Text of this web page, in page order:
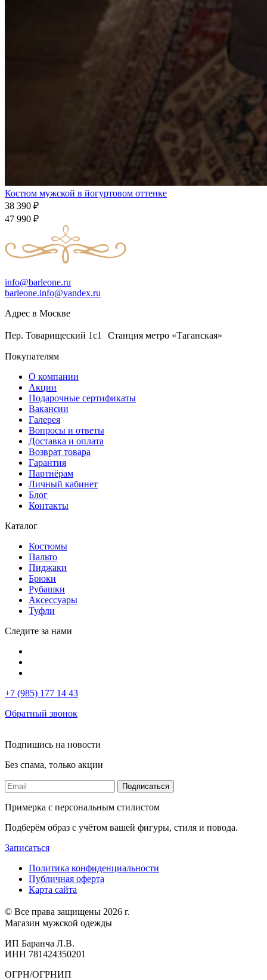
Костюм мужской в йогуртовом оттенке
38 390 ₽
47 990 ₽
info@barleone.ru
barleone.info@yandex.ru
Адрес в Москве
Пер. Товарищеский 1с1 Станция метро «Таганская»
Покупателям
О компании
Акции
Подарочные сертификаты
Вакансии
Галерея
Вопросы и ответы
Доставка и оплата
Возврат товара
Гарантия
Партнёрам
Личный кабинет
Блог
Контакты
Каталог
Костюмы
Пальто
Пиджаки
Брюки
Рубашки
Аксессуары
Туфли
Следите за нами
+7 (985) 177 14 43
Обратный звонок
Подпишись на новости
Без спама, только акции
Подписаться
Примерка с персональным стилистом
Подберём образ с учётом вашей фигуры, стиля и повода.
Записаться
Политика конфиденциальности
Публичная оферта
Карта сайта
© Все права защищены 2026 г.
Магазин мужской одежды
ИП Баранча Л.В.
ИНН 781424350201
ОГРН/ОГРНИП